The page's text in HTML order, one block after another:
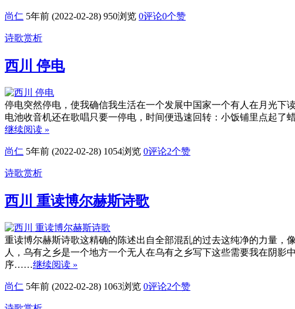
尚仁 5年前 (2022-02-28) 950浏览 0评论0个赞
诗歌赏析
西川 停电
停电突然停电，使我确信我生活在一个发展中国家一个有人在月光
电池收音机还在歌唱只要一停电，时间便迅速回转：小饭铺里点起
继续阅读 »
尚仁 5年前 (2022-02-28) 1054浏览 0评论2个赞
诗歌赏析
西川 重读博尔赫斯诗歌
重读博尔赫斯诗歌这精确的陈述出自全部混乱的过去这纯净的力量
人，乌有之乡是一个地方一个无人在乌有之乡写下这些需要我在阴
序……继续阅读 »
尚仁 5年前 (2022-02-28) 1063浏览 0评论2个赞